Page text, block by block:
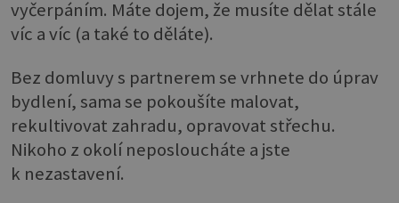
vyčerpáním. Máte dojem, že musíte dělat stále
víc a víc (a také to děláte).
Bez domluvy s partnerem se vrhnete do úprav
bydlení, sama se pokoušíte malovat,
rekultivovat zahradu, opravovat střechu.
Nikoho z okolí neposloucháte a jste
k nezastavení.